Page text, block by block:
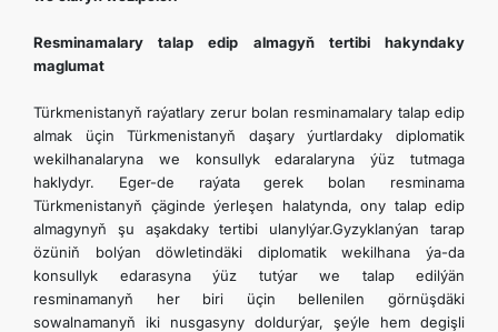
Resminamalary talap edip almagyň tertibi hakyndaky
maglumat
Türkmenistanyň raýatlary zerur bolan resminamalary talap edip
almak üçin Türkmenistanyň daşary ýurtlardaky diplomatik
wekilhanalaryna we konsullyk edaralaryna ýüz tutmaga
haklydyr. Eger-de raýata gerek bolan resminama
Türkmenistanyň çäginde ýerleşen halatynda, ony talap edip
almagynyň şu aşakdaky tertibi ulanylýar.Gyzyklanýan tarap
özüniň bolýan döwletindäki diplomatik wekilhana ýa-da
konsullyk edarasyna ýüz tutýar we talap edilýän
resminamanyň her biri üçin bellenilen görnüşdäki
sowalnamanyň iki nusgasyny doldurýar, şeýle hem degişli